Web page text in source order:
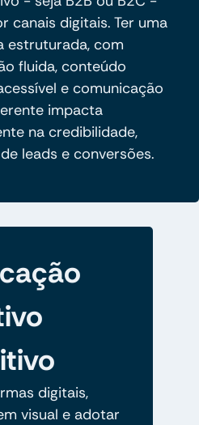
canais digitais. Ter uma
estruturada, com
fluida, conteúdo
e comunicação
impacta
na credibilidade,
leads e conversões.
digitais,
visual e adotar